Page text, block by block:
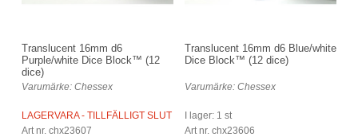
Translucent 16mm d6
Purple/white Dice Block™ (12
dice)
Varumärke: Chessex
LAGERVARA - TILLFÄLLIGT SLUT
Art nr. chx23607
Translucent 16mm d6 Blue/white
Dice Block™ (12 dice)
Varumärke: Chessex
I lager: 1 st
Art nr. chx23606